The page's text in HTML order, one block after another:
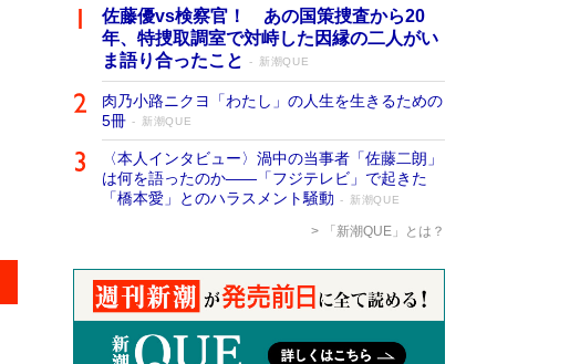
佐藤優vs検察官！ あの国策捜査から20
年、特捜取調室で対峙した因縁の二人がい
ま語り合ったこと
新潮QUE
肉乃小路ニクヨ「わたし」の人生を生きるための
5冊
新潮QUE
〈本人インタビュー〉渦中の当事者「佐藤二朗」
は何を語ったのか――「フジテレビ」で起きた
「橋本愛」とのハラスメント騒動
新潮QUE
「新潮QUE」とは？